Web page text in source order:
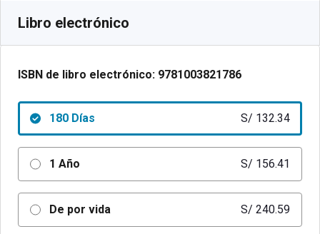
Libro electrónico
ISBN de libro electrónico: 9781003821786
180 Días S/ 132.34
1 Año S/ 156.41
De por vida S/ 240.59